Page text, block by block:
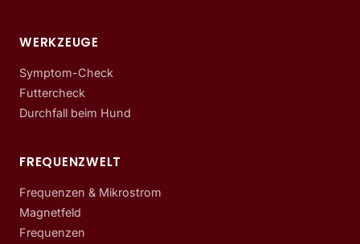
WERKZEUGE
Symptom-Check
Futtercheck
Durchfall beim Hund
FREQUENZWELT
Frequenzen & Mikrostrom
Magnetfeld
Frequenzen